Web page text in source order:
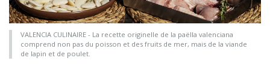
VALENCIA CULINAIRE - La recette originelle de la paëlla valenciana
comprend non pas du poisson et des fruits de mer, mais de la viande
de lapin et de poulet.